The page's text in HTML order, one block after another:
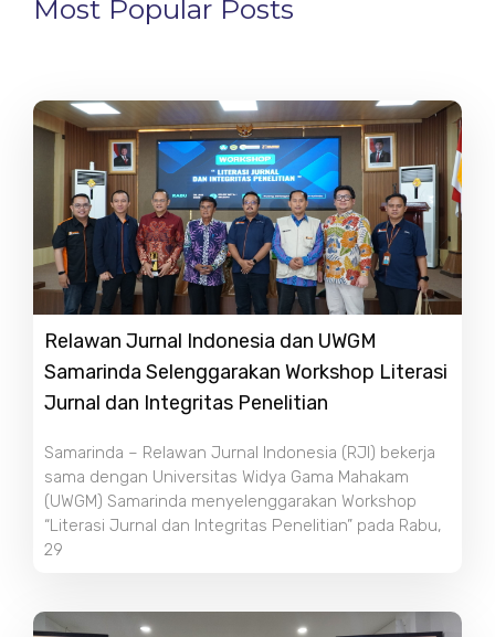
Most Popular Posts
Relawan Jurnal Indonesia dan UWGM
Samarinda Selenggarakan Workshop Literasi
Jurnal dan Integritas Penelitian
Samarinda – Relawan Jurnal Indonesia (RJI) bekerja
sama dengan Universitas Widya Gama Mahakam
(UWGM) Samarinda menyelenggarakan Workshop
“Literasi Jurnal dan Integritas Penelitian” pada Rabu,
29